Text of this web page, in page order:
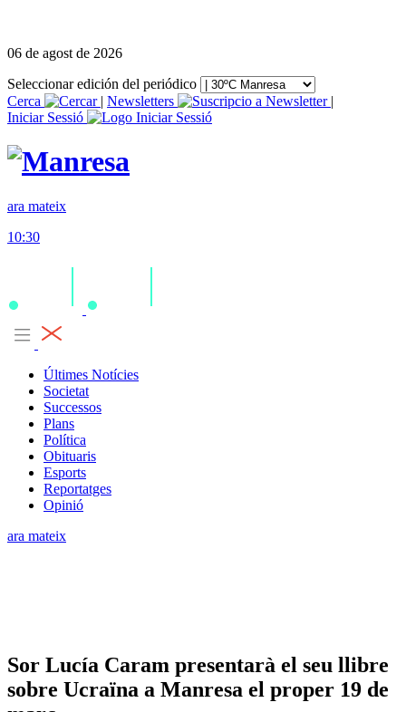
06 de agost de 2026
Seleccionar edición del periódico
Cerca
| Newsletters
|
Iniciar Sessió
ara mateix
10:30
Últimes Notícies
Societat
Successos
Plans
Política
Obituaris
Esports
Reportatges
Opinió
ara mateix
Sor Lucía Caram presentarà el seu llibre
sobre Ucraïna a Manresa el proper 19 de